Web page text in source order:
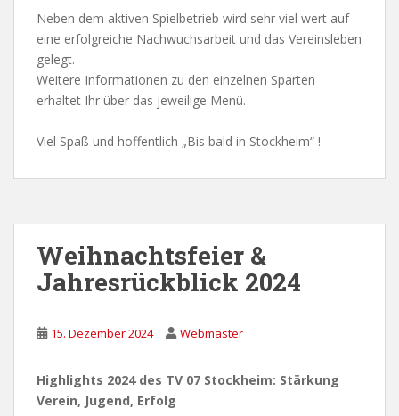
Neben dem aktiven Spielbetrieb wird sehr viel wert auf
eine erfolgreiche Nachwuchsarbeit und das Vereinsleben
gelegt.
Weitere Informationen zu den einzelnen Sparten
erhaltet Ihr über das jeweilige Menü.
Viel Spaß und hoffentlich „Bis bald in Stockheim“ !
Weihnachtsfeier &
Jahresrückblick 2024
15. Dezember 2024 Webmaster
Highlights 2024 des TV 07 Stockheim: Stärkung
Verein, Jugend, Erfolg